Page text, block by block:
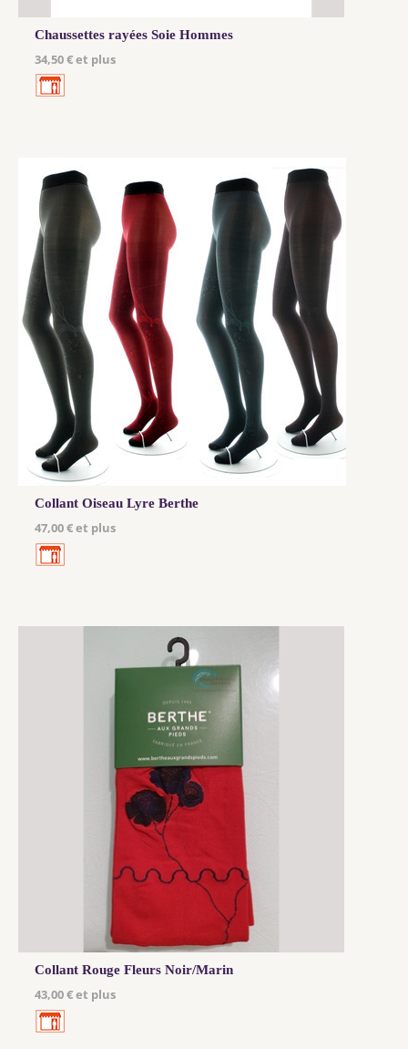
Chaussettes rayées Soie Hommes
34,50 € et plus
Collant Oiseau Lyre Berthe
47,00 € et plus
Collant Rouge Fleurs Noir/Marin
43,00 € et plus